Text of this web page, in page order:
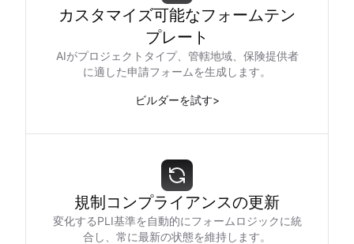
カスタマイズ可能なフォームテン
プレート
AIがプロジェクトタイプ、管轄地域、保険提供者
に適した申請フォームを生成します。
ビルダーを試す>
規制コンプライアンスの更新
変化するPLI基準を自動的にフォームロジックに統
合し、常に最新の状態を維持します。